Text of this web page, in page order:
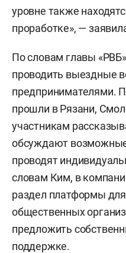
уровне также
проработке», —
По словам главы
проводить выездные
предпринимателями.
прошли в Рязани,
участникам
обсуждают
проводят
словам Ким, в
раздел платформы
общественных
предложить
поддержке.